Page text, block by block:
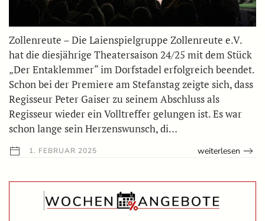
Zollenreute – Die Laienspielgruppe Zollenreute e.V.
hat die diesjährige Theatersaison 24/25 mit dem Stück
„Der Entaklemmer“ im Dorfstadel erfolgreich beendet.
Schon bei der Premiere am Stefanstag zeigte sich, dass
Regisseur Peter Gaiser zu seinem Abschluss als
Regisseur wieder ein Volltreffer gelungen ist. Es war
schon lange sein Herzenswunsch, di…
1. FEBRUAR 2025 weiterlesen